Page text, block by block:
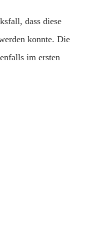
dass diese
konnte. Die
im ersten